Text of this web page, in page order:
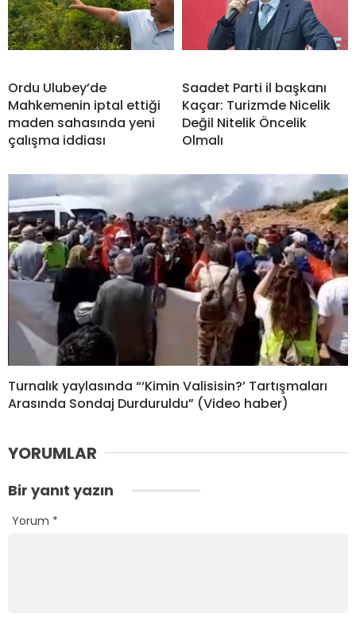
Ordu Ulubey’de
Mahkemenin iptal ettiği
maden sahasında yeni
çalışma iddiası
Saadet Parti il başkanı
Kaçar: Turizmde Nicelik
Değil Nitelik Öncelik
Olmalı
Turnalık yaylasında “‘Kimin Valisisin?’ Tartışmaları
Arasında Sondaj Durduruldu” (Video haber)
YORUMLAR
Bir yanıt yazın
Yorum *